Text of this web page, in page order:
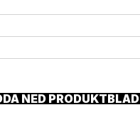
NED PRODUKTBLAD